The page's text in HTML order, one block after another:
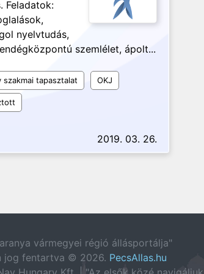
Feladatok:
nyelvtudás,
szemlélet, ápolt...
szakmai tapasztalat OKJ
2019. 03. 26.
vármegyei régió állásportálja"
jog fentartva © 2026. PecsAllas.hu